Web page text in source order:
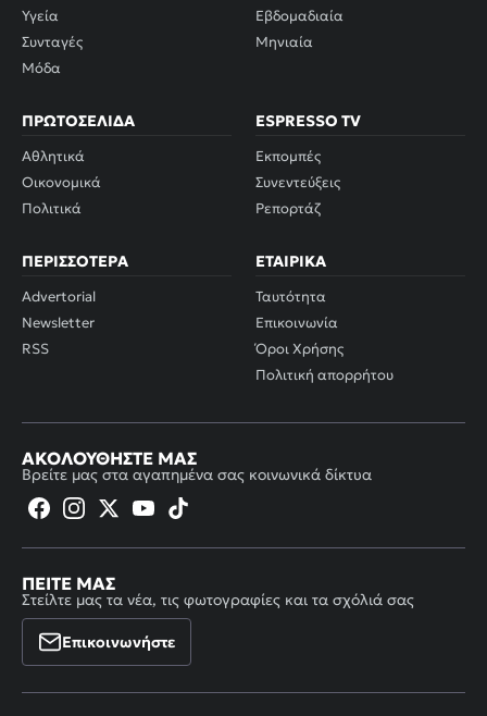
Υγεία
Συνταγές
Μόδα
Εβδομαδιαία
Μηνιαία
ΠΡΩΤΟΣΈΛΙΔΑ
Αθλητικά
Οικονομικά
Πολιτικά
ESPRESSO TV
Εκπομπές
Συνεντεύξεις
Ρεπορτάζ
ΠΕΡΙΣΣΌΤΕΡΑ
Advertorial
Newsletter
RSS
ΕΤΑΙΡΙΚΆ
Ταυτότητα
Επικοινωνία
Όροι Χρήσης
Πολιτική απορρήτου
ΑΚΟΛΟΥΘΉΣΤΕ ΜΑΣ
Βρείτε μας στα αγαπημένα σας κοινωνικά δίκτυα
ΠΕΊΤΕ ΜΑΣ
Στείλτε μας τα νέα, τις φωτογραφίες και τα σχόλιά σας
Επικοινωνήστε